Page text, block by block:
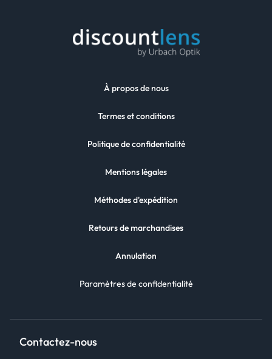
À propos de nous
Termes et conditions
Politique de confidentialité
Mentions légales
Méthodes d'expédition
Retours de marchandises
Annulation
Paramètres de confidentialité
Contactez-nous